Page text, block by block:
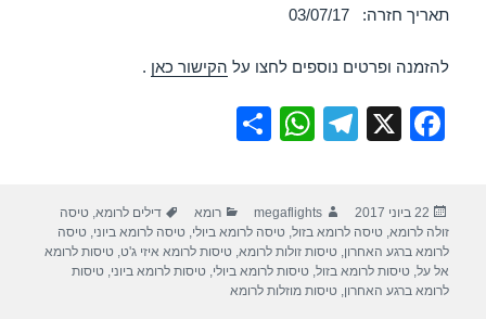
תאריך חזרה: 03/07/17
להזמנה ופרטים נוספים לחצו על הקישור כאן .
F
e
b
o
X
T
gr
a
m
W
s
A
p
e
פורסם
בתאריך
22 ביוני 2017 מחבר
megaflights קטגוריות
רומא תגיות
דילים לרומא,טיסה
זולה לרומא,טיסה לרומא בזול,טיסה לרומא ביולי,טיסה לרומא ביוני,טיסה
לרומא ברגע האחרון,טיסות זולות לרומא,טיסות לרומא איזי ג'ט,טיסות לרומא
אל על,טיסות לרומא בזול,טיסות לרומא ביולי,טיסות לרומא ביוני,טיסות
לרומא ברגע האחרון,טיסות מוזלות לרומא